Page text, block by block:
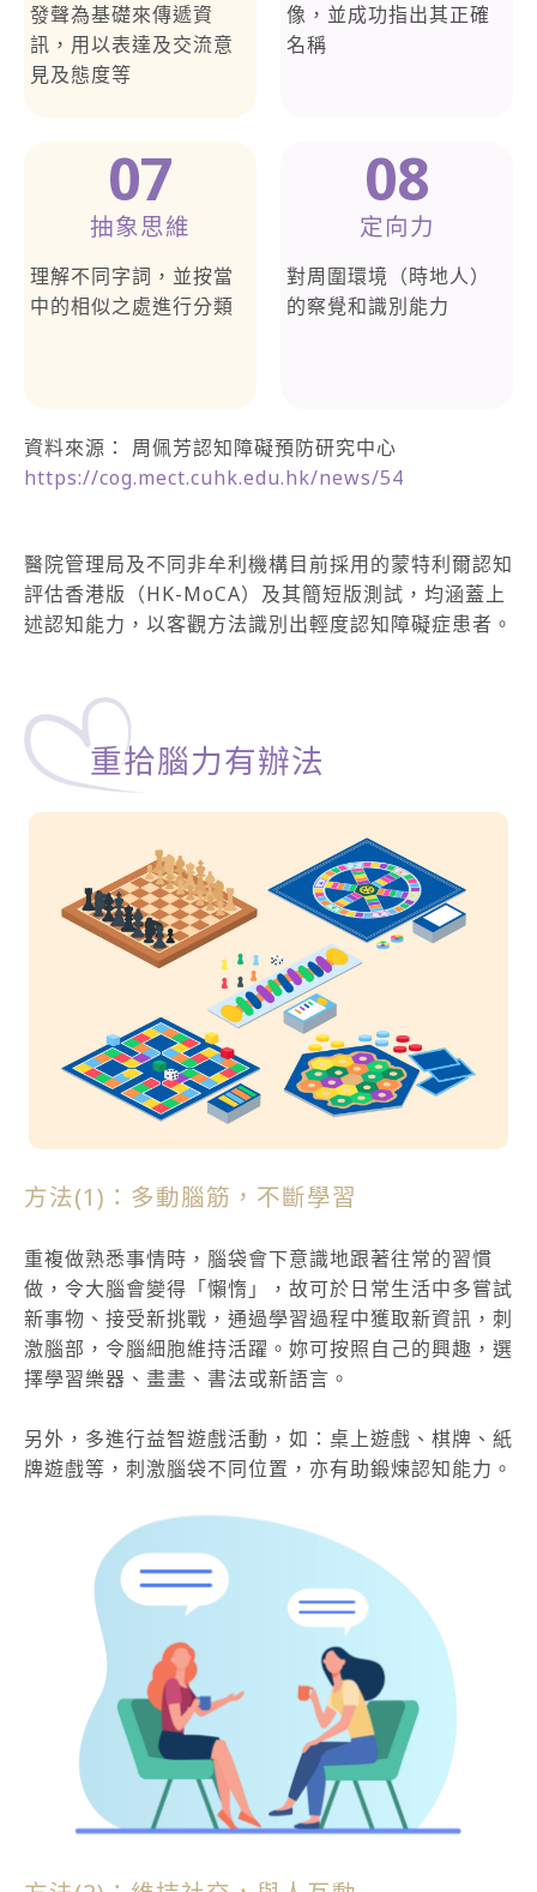
發聲為基礎來傳遞資
訊，用以表達及交流意
見及態度等
像，並成功指出其正確
名稱
07
抽象思維
理解不同字詞，並按當
中的相似之處進行分類
08
定向力
對周圍環境（時地人）
的察覺和識別能力
資料來源： 周佩芳認知障礙預防研究中心
https://cog.mect.cuhk.edu.hk/news/54
醫院管理局及不同非牟利機構目前採用的蒙特利爾認知
評估香港版（HK-MoCA）及其簡短版測試，均涵蓋上
述認知能力，以客觀方法識別出輕度認知障礙症患者。
重拾腦力有辦法
方法(1)：多動腦筋，不斷學習
重複做熟悉事情時，腦袋會下意識地跟著往常的習慣
做，令大腦會變得「懶惰」，故可於日常生活中多嘗試
新事物、接受新挑戰，通過學習過程中獲取新資訊，刺
激腦部，令腦細胞維持活躍。妳可按照自己的興趣，選
擇學習樂器、畫畫、書法或新語言。
另外，多進行益智遊戲活動，如：桌上遊戲、棋牌、紙
牌遊戲等，刺激腦袋不同位置，亦有助鍛煉認知能力。